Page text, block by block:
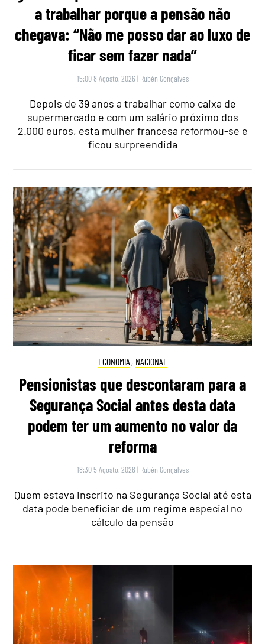
a trabalhar porque a pensão não
chegava: “Não me posso dar ao luxo de
ficar sem fazer nada”
15:00 8 Agosto, 2026 | Rubén Gonçalves
Depois de 39 anos a trabalhar como caixa de
supermercado e com um salário próximo dos
2.000 euros, esta mulher francesa reformou-se e
ficou surpreendida
ECONOMIA , NACIONAL
Pensionistas que descontaram para a
Segurança Social antes desta data
podem ter um aumento no valor da
reforma
18:30 5 Agosto, 2026 | Rubén Gonçalves
Quem estava inscrito na Segurança Social até esta
data pode beneficiar de um regime especial no
cálculo da pensão